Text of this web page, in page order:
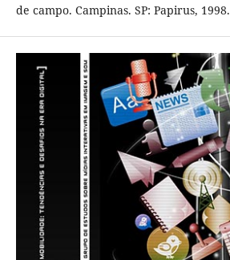
de campo. Campinas. SP: Papirus, 1998.